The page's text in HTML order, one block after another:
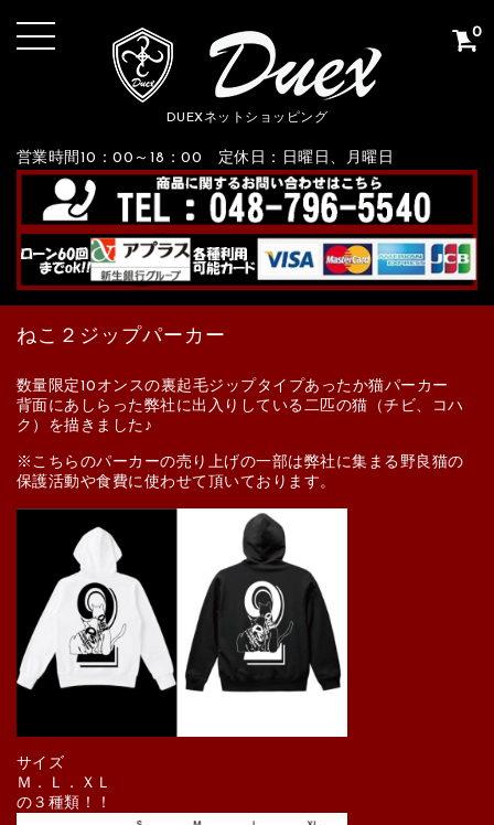
DUEXネットショッピング
営業時間10：00～18：00 定休日：日曜日、月曜日
0
ねこ２ジップパーカー
数量限定10オンスの裏起毛ジップタイプあったか猫パーカー
背面にあしらった弊社に出入りしている二匹の猫（チビ、コハ
ク）を描きました♪
※こちらのパーカーの売り上げの一部は弊社に集まる野良猫の
保護活動や食費に使わせて頂いております。
サイズ
Ｍ．Ｌ．ＸＬ
の３種類！！